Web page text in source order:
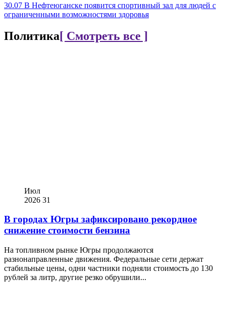
30.07 В Нефтеюганске появится спортивный зал для людей с
ограниченными возможностями здоровья
Политика[ Смотреть все ]
Июл
2026 31
В городах Югры зафиксировано рекордное
снижение стоимости бензина
На топливном рынке Югры продолжаются
разнонаправленные движения. Федеральные сети держат
стабильные цены, одни частники подняли стоимость до 130
рублей за литр, другие резко обрушили...